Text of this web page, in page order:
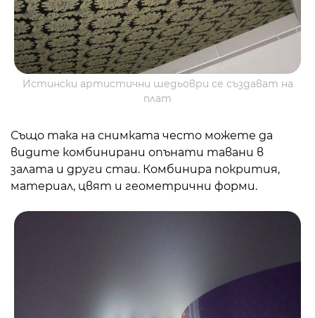
Истински артистични шедьоври се създават на
плат
Също така на снимката често можете да
видите комбинирани опънати тавани в
залата и други стаи. Комбинира покрития,
материал, цвят и геометрични форми.